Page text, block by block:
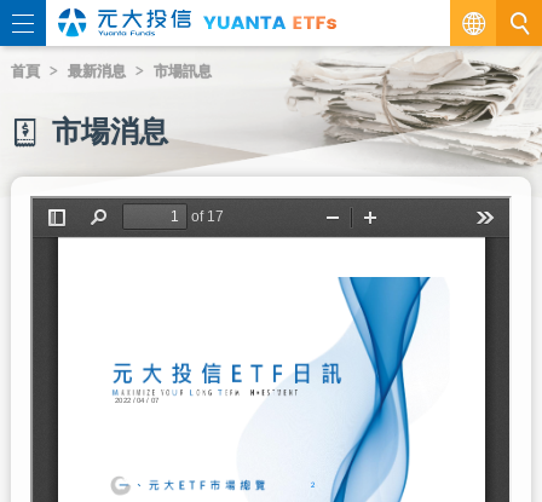
繁
EN
首頁 最新消息 市場訊息
市場消息